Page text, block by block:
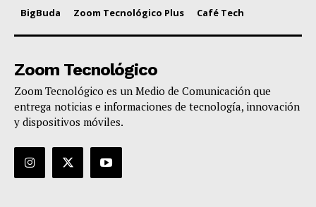
BigBuda Zoom Tecnológico Plus Café Tech
Zoom Tecnológico
Zoom Tecnológico es un Medio de Comunicación que
entrega noticias e informaciones de tecnología, innovación
y dispositivos móviles.